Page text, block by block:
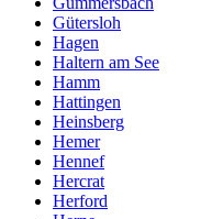
Gütersloh
Hagen
Haltern am See
Hamm
Hattingen
Heinsberg
Hemer
Hennef
Hercrat
Herford